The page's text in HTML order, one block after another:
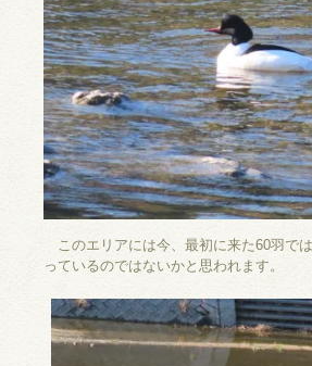
このエリアには今、最初に来た60羽で
っているのではないかと思われます。